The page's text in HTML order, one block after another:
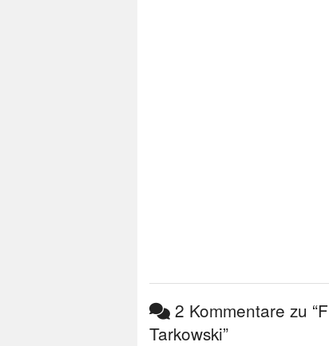
2 Kommentare zu
Tarkowski”